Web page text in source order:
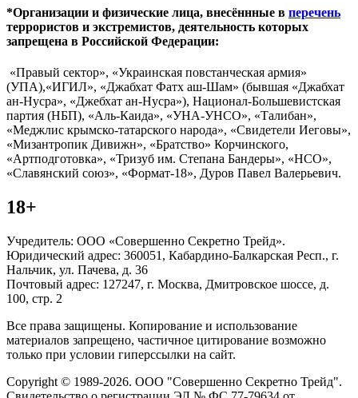
*Организации и физические лица, внесённные в перечень
террористов и экстремистов, деятельность которых
запрещена в Российской Федерации:
«Правый сектор», «Украинская повстанческая армия»
(УПА),«ИГИЛ», «Джабхат Фатх аш-Шам» (бывшая «Джабхат
ан-Нусра», «Джебхат ан-Нусра»), Национал-Большевистская
партия (НБП), «Аль-Каида», «УНА-УНСО», «Талибан»,
«Меджлис крымско-татарского народа», «Свидетели Иеговы»,
«Мизантропик Дивижн», «Братство» Корчинского,
«Артподготовка», «Тризуб им. Степана Бандеры», «НСО»,
«Славянский союз», «Формат-18», Дуров Павел Валерьевич.
18+
Учредитель: ООО «Совершенно Секретно Трейд».
Юридический адрес: 360051, Кабардино-Балкарская Респ., г.
Нальчик, ул. Пачева, д. 36
Почтовый адрес: 127247, г. Москва, Дмитровское шоссе, д.
100, стр. 2
Все права защищены. Копирование и использование
материалов запрещено, частичное цитирование возможно
только при условии гиперссылки на сайт.
Copyright © 1989-2026. ООО "Совершенно Секретно Трейд".